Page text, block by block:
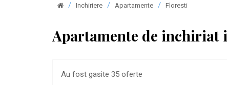
Inchiriere Apartamente Floresti
Apartamente de inchiriat
Au fost gasite 35 oferte